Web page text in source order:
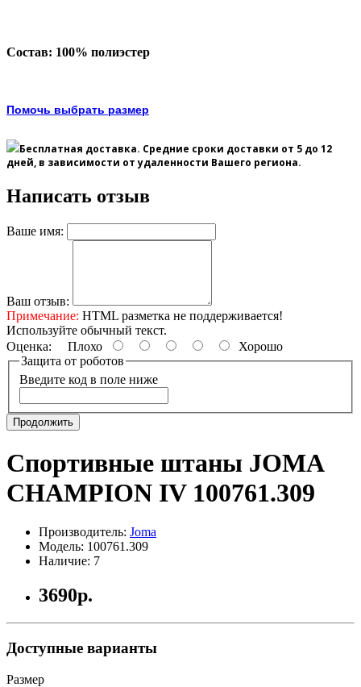
Состав: 100% полиэстер
Помочь выбрать размер
Бесплатная доставка. Средние сроки доставки от 5 до 12
дней, в зависимости от удаленности Вашего региона.
Написать отзыв
Ваше имя:
Ваш отзыв:
Примечание: HTML разметка не поддерживается!
Используйте обычный текст.
Оценка: Плохо
Хорошо
Защита от роботов
Введите код в поле ниже
Продолжить
Спортивные штаны JOMA
CHAMPION IV 100761.309
Производитель: Joma
Модель: 100761.309
Наличие: 7
3690р.
Доступные варианты
Размер